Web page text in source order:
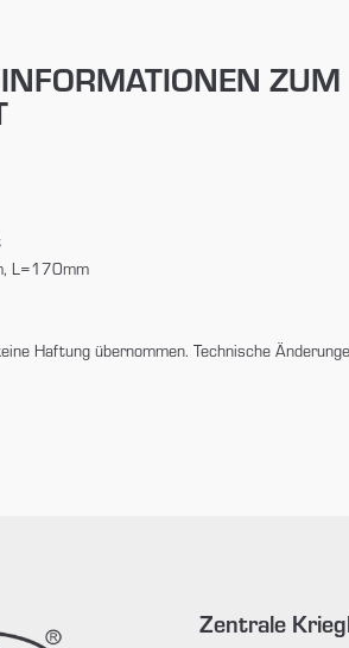
ZUM
L=170mm
Haftung übernommen. Technische
Zentrale